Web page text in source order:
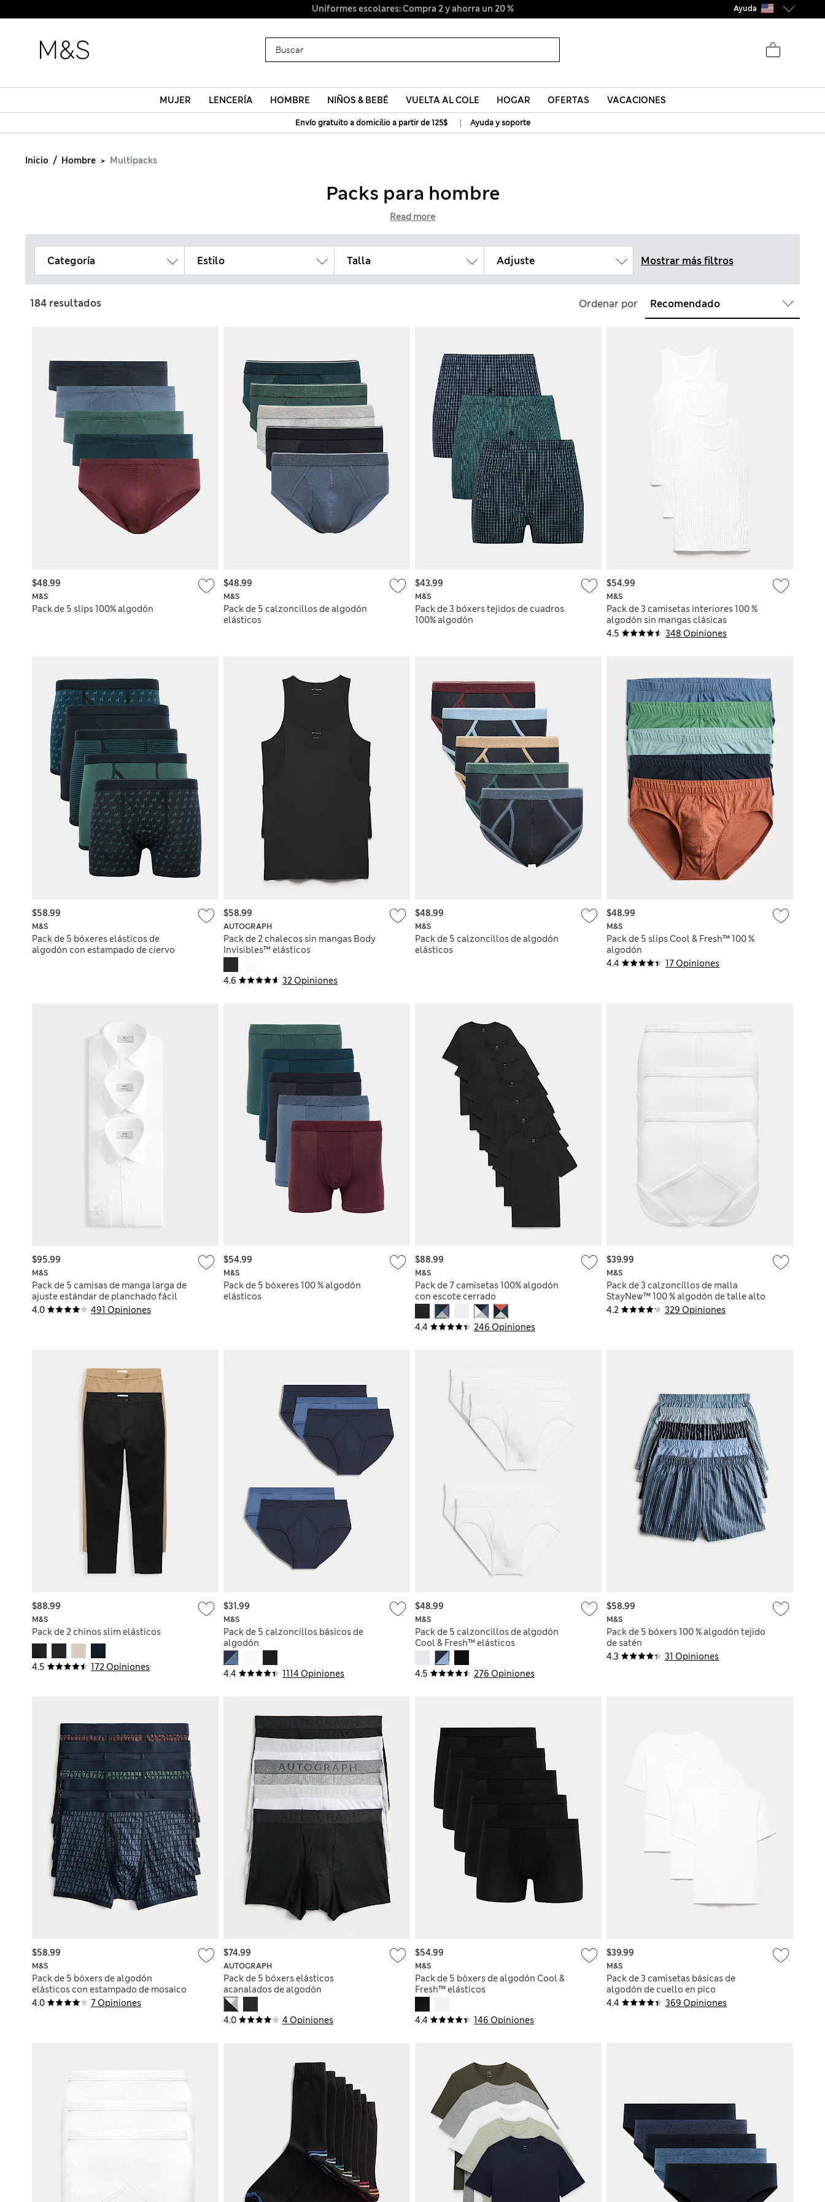
Uniformes escolares: Compra 2 y ahorra un 20 % Ayuda
MUJER LENCERÍA HOMBRE NIÑOS & BEBÉ VUELTA AL COLE HOGAR OFERTAS VACACIONES
Envío gratuito a domicilio a partir de 125$ | Ayuda y soporte
Inicio Hombre Multipacks
Packs para hombre
Read more
Categoría Estilo Talla Adjuste Mostrar más filtros
184 resultados Ordenar por
M&S
Pack de 5 slips 100% algodón
$48.99
M&S
Pack de 5 calzoncillos de algodón
elásticos
$48.99
M&S
Pack de 3 bóxers tejidos de cuadros
100% algodón
$43.99
4.5 348 Opiniones
M&S
Pack de 3 camisetas interiores 100 %
algodón sin mangas clásicas
$54.99
M&S
Pack de 5 bóxeres elásticos de
algodón con estampado de ciervo
$58.99
4.6 32 Opiniones
AUTOGRAPH
Pack de 2 chalecos sin mangas Body
Invisibles™ elásticos
$58.99
M&S
Pack de 5 calzoncillos de algodón
elásticos
$48.99
4.4 17 Opiniones
M&S
Pack de 5 slips Cool & Fresh™ 100 %
algodón
$48.99
4.0 491 Opiniones
M&S
Pack de 5 camisas de manga larga de
ajuste estándar de planchado fácil
$95.99
M&S
Pack de 5 bóxeres 100 % algodón
elásticos
$54.99
4.4 246 Opiniones
M&S
Pack de 7 camisetas 100% algodón
con escote cerrado
$88.99
4.2 329 Opiniones
M&S
Pack de 3 calzoncillos de malla
StayNew™ 100 % algodón de talle alto
$39.99
4.5 172 Opiniones
M&S
Pack de 2 chinos slim elásticos
$88.99
4.4 1114 Opiniones
M&S
Pack de 5 calzoncillos básicos de
algodón
$31.99
4.5 276 Opiniones
M&S
Pack de 5 calzoncillos de algodón
Cool & Fresh™ elásticos
$48.99
4.3 31 Opiniones
M&S
Pack de 5 bóxers 100 % algodón tejido
de satén
$58.99
4.0 7 Opiniones
M&S
Pack de 5 bóxers de algodón
elásticos con estampado de mosaico
$58.99
4.0 4 Opiniones
AUTOGRAPH
Pack de 5 bóxers elásticos
acanalados de algodón
$74.99
4.4 146 Opiniones
M&S
Pack de 5 bóxers de algodón Cool &
Fresh™ elásticos
$54.99
4.4 369 Opiniones
M&S
Pack de 3 camisetas básicas de
algodón de cuello en pico
$39.99